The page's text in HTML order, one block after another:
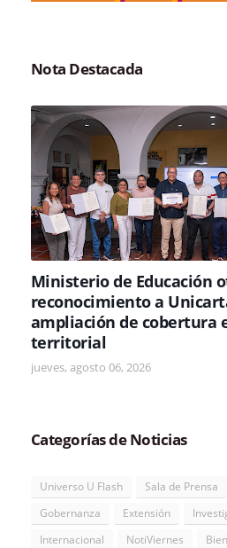
Nota Destacada
Ministerio de Educación
reconocimiento a
ampliación de cobertura
territorial
jueves, agosto 06, 2026
Categorías de Noticias
Universo U Flash Sala de Prensa
Gobernanza
Extensión
Internacional
NotiViernes